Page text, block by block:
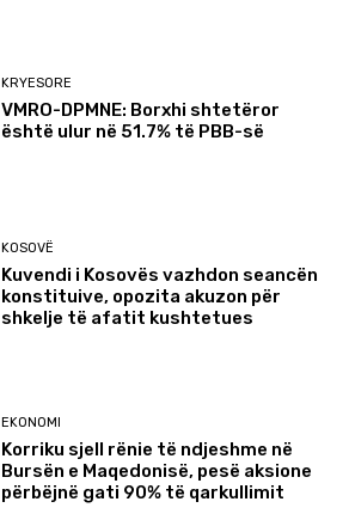
KRYESORE
VMRO-DPMNE: Borxhi shtetëror
është ulur në 51.7% të PBB-së
KOSOVË
Kuvendi i Kosovës vazhdon seancën
konstituive, opozita akuzon për
shkelje të afatit kushtetues
EKONOMI
Korriku sjell rënie të ndjeshme në
Bursën e Maqedonisë, pesë aksione
përbëjnë gati 90% të qarkullimit